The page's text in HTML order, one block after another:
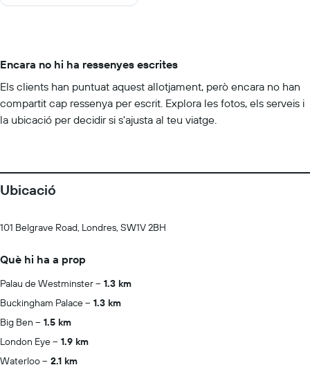
Encara no hi ha ressenyes escrites
Els clients han puntuat aquest allotjament, però encara no han
compartit cap ressenya per escrit. Explora les fotos, els serveis i
la ubicació per decidir si s'ajusta al teu viatge.
Ubicació
101 Belgrave Road, Londres, SW1V 2BH
Què hi ha a prop
Palau de Westminster
1.3 km
Buckingham Palace
1.3 km
Big Ben
1.5 km
London Eye
1.9 km
Waterloo
2.1 km